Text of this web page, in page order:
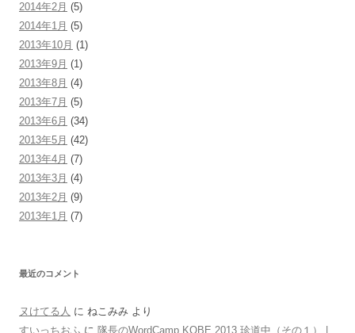
2014年2月 (5)
2014年1月 (5)
2013年10月 (1)
2013年9月 (1)
2013年8月 (4)
2013年7月 (5)
2013年6月 (34)
2013年5月 (42)
2013年4月 (7)
2013年3月 (4)
2013年2月 (9)
2013年1月 (7)
最近のコメント
ヌけてる人 に ねこみみ より
すいっちおふ に 隊長のWordCamp KOBE 2013 珍道中（その１） |